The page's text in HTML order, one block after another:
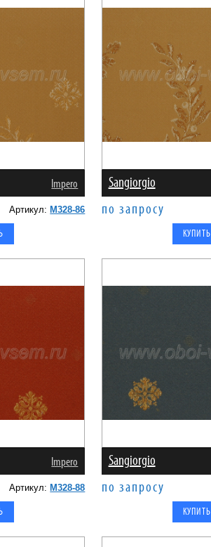
Impero
Артикул: M328-86
Sangiorgio
по запросу
Impero
Артикул: M328-88
Sangiorgio
по запросу